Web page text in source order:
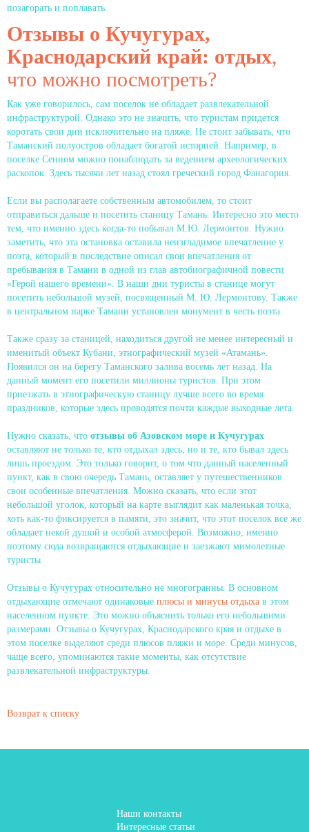
позагорать и поплавать.
Отзывы о Кучугурах,
Краснодарский край: отдых,
что можно посмотреть?
Как уже говорилось, сам поселок не обладает развлекательной
инфраструктурой. Однако это не значить, что туристам придется
коротать свои дни исключительно на пляже. Не стоит забывать, что
Таманский полуостров обладает богатой историей. Например, в
поселке Сенном можно понаблюдать за ведением археологических
раскопок. Здесь тысячи лет назад стоял греческий город Фанагория.
Если вы располагаете собственным автомобилем, то стоит
отправиться дальше и посетить станицу Тамань. Интересно это место
тем, что именно здесь когда-то побывал М.Ю. Лермонтов. Нужно
заметить, что эта остановка оставила неизгладимое впечатление у
поэта, который в последствие описал свои впечатления от
пребывания в Тамани в одной из глав автобиографичной повести
«Герой нашего времени». В наши дни туристы в станице могут
посетить небольшой музей, посвященный М. Ю. Лермонтову. Также
в центральном парке Тамани установлен монумент в честь поэта.
Также сразу за станицей, находиться другой не менее интересный и
именитый объект Кубани, этнографический музей «Атамань».
Появился он на берегу Таманского залива восемь лет назад. На
данный момент его посетили миллионы туристов. При этом
приезжать в этнографическую станицу лучше всего во время
праздников, которые здесь проводятся почти каждые выходные лета.
Нужно сказать, что отзывы об Азовском море и Кучугурах
оставляют не только те, кто отдыхал здесь, но и те, кто бывал здесь
лишь проездом. Это только говорит, о том что данный населенный
пункт, как в свою очередь Тамань, оставляет у путешественников
свои особенные впечатления. Можно сказать, что если этот
небольшой уголок, который на карте выглядит как маленькая точка,
хоть как-то фиксируется в памяти, это значит, что этот поселок все же
обладает некой душой и особой атмосферой. Возможно, именно
поэтому сюда возвращаются отдыхающие и заезжают мимолетные
туристы.
Отзывы о Кучугурах относительно не многогранны. В основном
отдыхающие отмечают одинаковые плюсы и минусы отдыха в этом
населенном пункте. Это можно объяснить только его небольшими
размерами. Отзывы о Кучугурах, Краснодарского края и отдыхе в
этом поселке выделяют среди плюсов пляжи и море. Среди минусов,
чаще всего, упоминаются такие моменты, как отсутствие
развлекательной инфраструктуры.
Возврат к списку
Наши контакты
Интересные статьи